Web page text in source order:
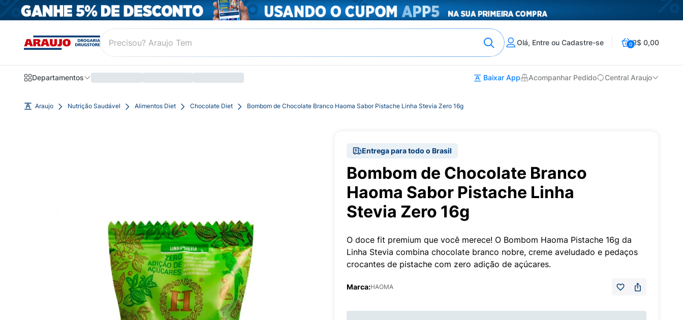
Olá, Entre ou Cadastre-se 0R$ 0,00
Departamentos Baixar App Acompanhar Pedido Central Araujo
Araujo Nutrição Saudável Alimentos Diet Chocolate Diet Bombom de Chocolate Branco Haoma Sabor Pistache Linha Stevia Zero 16g
Entrega para todo o Brasil
Bombom de Chocolate Branco
Haoma Sabor Pistache Linha
Stevia Zero 16g
O doce fit premium que você merece! O Bombom Haoma Pistache 16g da
Linha Stevia combina chocolate branco nobre, creme aveludado e pedaços
crocantes de pistache com zero adição de açúcares.
Marca:HAOMA